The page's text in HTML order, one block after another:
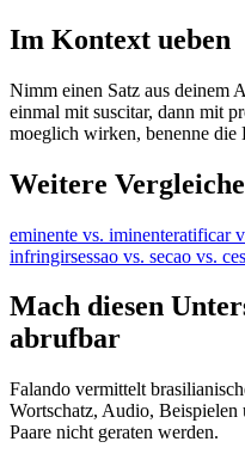
Im Kontext ueben
Nimm einen Satz aus deinem
einmal mit suscitar, dann mit
moeglich wirken, benenne die
Weitere
eminente vs. iminenteratificar
infringirsessao vs. secao vs.
Mach diesen
abrufbar
Falando vermittelt
Wortschatz, Audio,
Paare nicht geraten werden.